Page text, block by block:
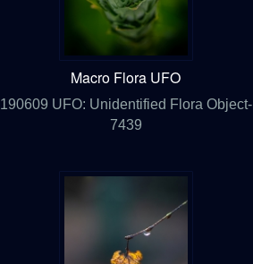
Macro Flora UFO
190609 UFO: Unidentified Flora Object-
7439